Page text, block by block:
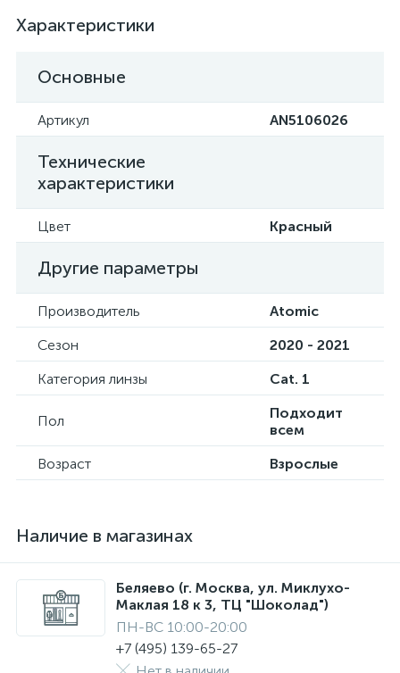
Характеристики
Основные
Артикул AN5106026
Технические
характеристики
Цвет Красный
Другие параметры
Производитель
Atomic
Сезон
2020 - 2021
Категория линзы
Cat. 1
Пол
Подходит
всем
Возраст
Взрослые
Наличие в магазинах
Беляево (г. Москва, ул. Миклухо-
Маклая 18 к 3, ТЦ "Шоколад")
ПН-ВС 10:00-20:00
+7 (495) 139-65-27